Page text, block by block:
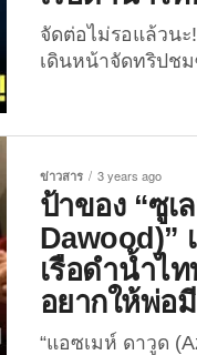
“Thai Tanic” (
กล่าวนี้มีการเล่นค
เปลี่ยนจากคำว่า
จัดต่อไม่รอแล้วนะ!
เดินหน้าจัดทริปช
ผ่านมา เพิ่งเกิดโ
“OceanGate” ระ
มหาสมุทรลึก 3.81
ทั้งหมด 5 คน ในเ
ข่าวสาร 3 years ago
ป้าของ “ซูเ
Dawood)”
เรือดำน้ำไ
อยากให้พ่อ
“แอซเมห์ ดาวูด